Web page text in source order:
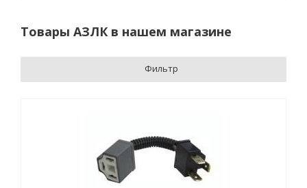
Товары АЗЛК в нашем магазине
Фильтр